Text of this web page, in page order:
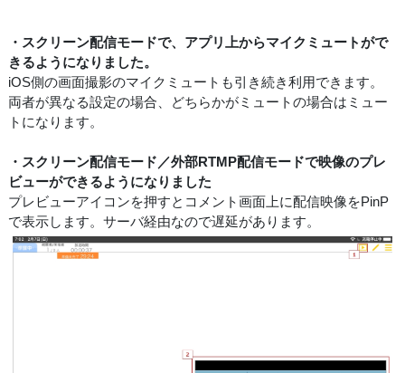
・スクリーン配信モードで、アプリ上からマイクミュートがで
きるようになりました。
iOS側の画面撮影のマイクミュートも引き続き利用できます。
両者が異なる設定の場合、どちらかがミュートの場合はミュー
トになります。
・スクリーン配信モード／外部RTMP配信モードで映像のプレ
ビューができるようになりました
プレビューアイコンを押すとコメント画面上に配信映像をPinP
で表示します。サーバ経由なので遅延があります。